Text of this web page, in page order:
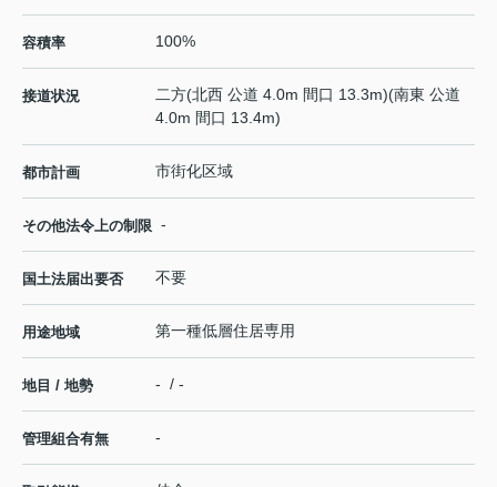
容積率 100%
接道状況
二方(北西 公道 4.0m 間口 13.3m)(南東 公道
4.0m 間口 13.4m)
都市計画 市街化区域
その他法令上の制限 -
国土法届出要否 不要
用途地域 第一種低層住居専用
地目 / 地勢 - / -
管理組合有無 -